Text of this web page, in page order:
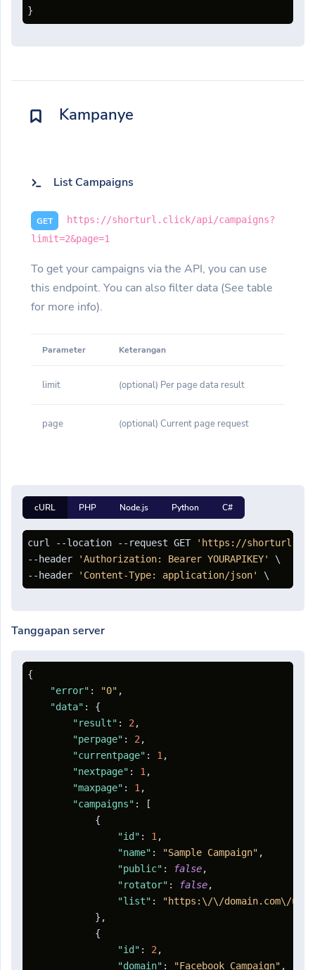
}
Kampanye
List Campaigns
GET
https://shorturl.click/api/campaigns?
limit=2&page=1
To get your campaigns via the API, you can use
this endpoint. You can also filter data (See table
for more info).
Parameter Keterangan
limit (optional) Per page data result
page (optional) Current page request
cURL PHP Node.js Python C#
curl --location --request GET
'https://
--header
'Authorization: Bearer YOURAPIKEY'
\
--header
'Content-Type: application/json'
Tanggapan server
{
"error" : "0" ,
"data" :
{
"result" : 2,
"perpage" : 2,
"currentpage" : 1 ,
"nextpage" : 1 ,
"maxpage" : 1 ,
"campaigns" :
[
{
"id" : 1 ,
"name" : "Sample Campaign" ,
"public" : false,
"rotator" : false,
"list" :
"https:\/\/domain.com\/u\/
} ,
{
"id" : 2,
"domain" : "Facebook Campaign" ,